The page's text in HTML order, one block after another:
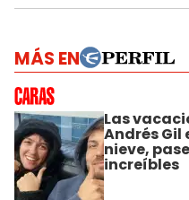
MÁS EN
Las
Andrés Gil
nieve,
increíbles